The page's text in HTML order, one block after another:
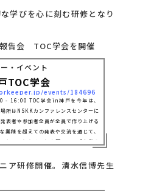
学びを心に刻む研修となり
告会 TOC学会を開催
・イベント
TOC学会
events/184696
16:00 TOC学会in神戸を今年は、
所はNSKKカンファレンスセンターに
表者や参加者全員が全員で作り上げる
業種を超えての発表や交流を通じて、
ヒントとなることを願っての「事例発
で、これを打破するためには、仲間と
...
研修開催。清水信博先生